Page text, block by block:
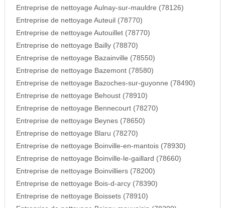
Entreprise de nettoyage Aulnay-sur-mauldre (78126)
Entreprise de nettoyage Auteuil (78770)
Entreprise de nettoyage Autouillet (78770)
Entreprise de nettoyage Bailly (78870)
Entreprise de nettoyage Bazainville (78550)
Entreprise de nettoyage Bazemont (78580)
Entreprise de nettoyage Bazoches-sur-guyonne (78490)
Entreprise de nettoyage Behoust (78910)
Entreprise de nettoyage Bennecourt (78270)
Entreprise de nettoyage Beynes (78650)
Entreprise de nettoyage Blaru (78270)
Entreprise de nettoyage Boinville-en-mantois (78930)
Entreprise de nettoyage Boinville-le-gaillard (78660)
Entreprise de nettoyage Boinvilliers (78200)
Entreprise de nettoyage Bois-d-arcy (78390)
Entreprise de nettoyage Boissets (78910)